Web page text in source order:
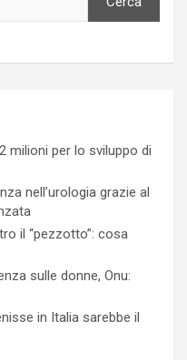
milioni per lo sviluppo di
nell’urologia grazie al
il “pezzotto”: cosa
sulle donne, Onu:
in Italia sarebbe il